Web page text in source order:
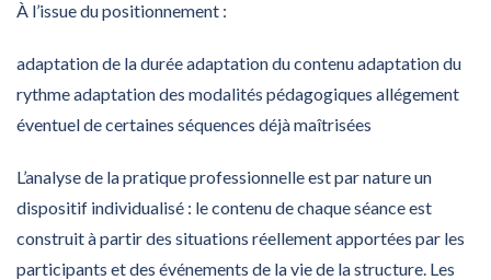
À l’issue du positionnement :
adaptation de la durée adaptation du contenu adaptation du
rythme adaptation des modalités pédagogiques allégement
éventuel de certaines séquences déjà maîtrisées
L’analyse de la pratique professionnelle est par nature un
dispositif individualisé : le contenu de chaque séance est
construit à partir des situations réellement apportées par les
participants et des événements de la vie de la structure. Les